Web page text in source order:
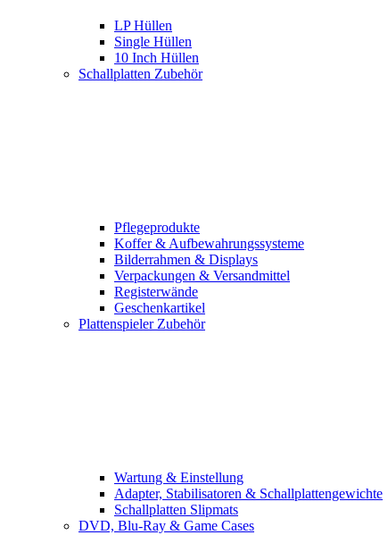
LP Hüllen
Single Hüllen
10 Inch Hüllen
Schallplatten Zubehör
Pflegeprodukte
Koffer & Aufbewahrungssysteme
Bilderrahmen & Displays
Verpackungen & Versandmittel
Registerwände
Geschenkartikel
Plattenspieler Zubehör
Wartung & Einstellung
Adapter, Stabilisatoren & Schallplattengewichte
Schallplatten Slipmats
DVD, Blu-Ray & Game Cases